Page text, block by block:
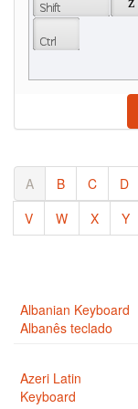
A B C D
V
W X Y
Albanian Keyboard
Albanês teclado
Azeri Latin
Keyboard